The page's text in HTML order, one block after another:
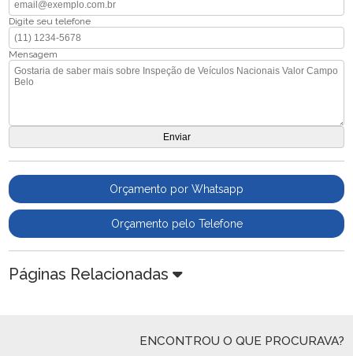
Digite seu telefone
Mensagem
Orçamento por Whatsapp
Orçamento pelo Telefone
Páginas Relacionadas
ENCONTROU O QUE PROCURAVA?